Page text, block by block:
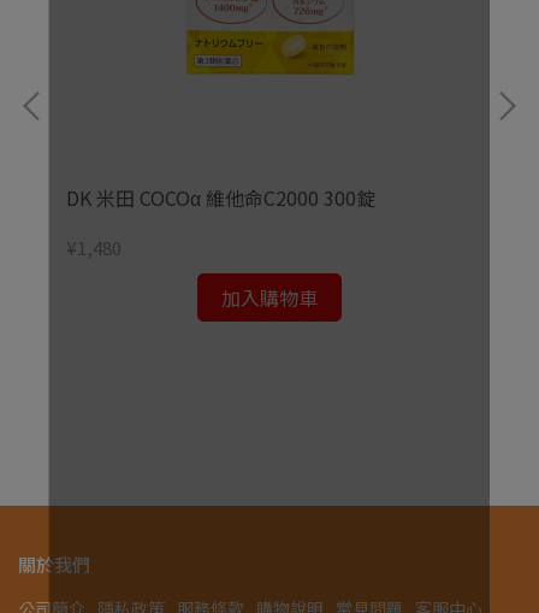
DK 米田 COCOα 維他命C2000 300錠
¥1,480
加入購物車
關於我們
公司簡介 隱私政策 服務條款 購物說明 常見問題 客服中心